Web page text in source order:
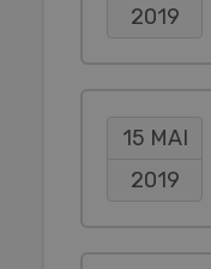
2019
15 MAI
2019